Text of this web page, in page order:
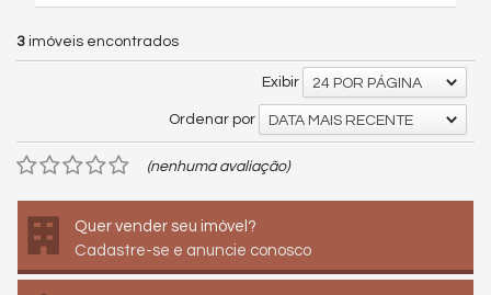
3 imóveis encontrados
Exibir 24 POR PÁGINA
Ordenar por DATA MAIS RECENTE
(nenhuma avaliação)
Quer vender seu imóvel?
Cadastre-se e anuncie conosco